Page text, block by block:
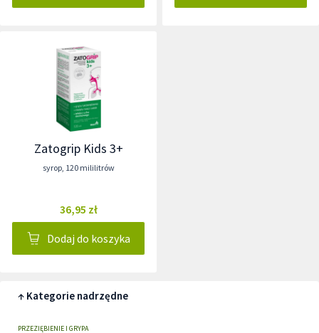
Zatogrip Kids 3+
syrop, 120 mililitrów
36,95 zł
Dodaj do koszyka
↑ Kategorie nadrzędne
PRZEZIĘBIENIE I GRYPA